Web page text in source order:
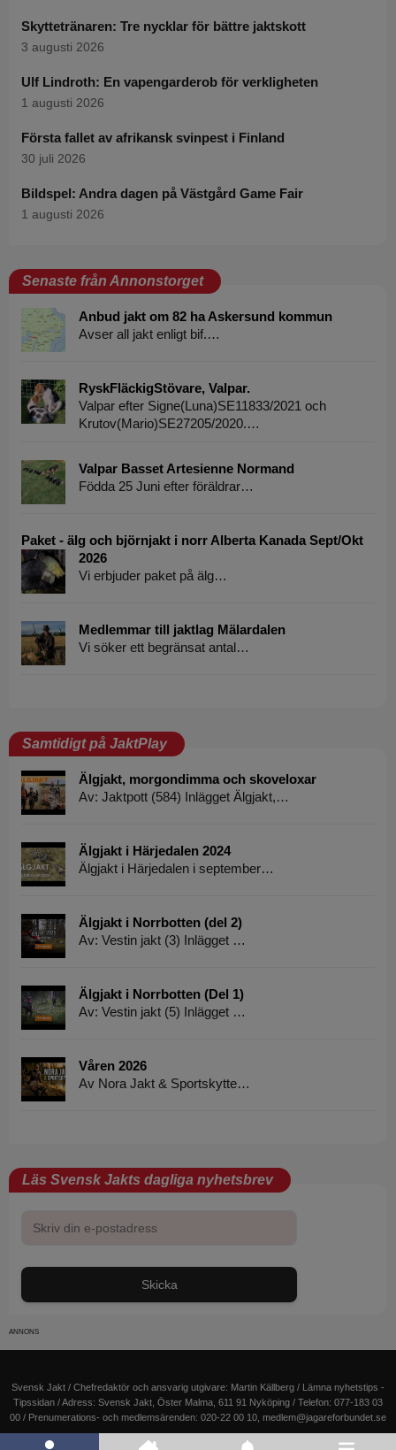
Skyttetränaren: Tre nycklar för bättre jaktskott
3 augusti 2026
Ulf Lindroth: En vapengarderob för verkligheten
1 augusti 2026
Första fallet av afrikansk svinpest i Finland
30 juli 2026
Bildspel: Andra dagen på Västgård Game Fair
1 augusti 2026
Senaste från Annonstorget
Anbud jakt om 82 ha Askersund kommun
Avser all jakt enligt bif.…
RyskFläckigStövare, Valpar.
Valpar efter Signe(Luna)SE11833/2021 och
Krutov(Mario)SE27205/2020.…
Valpar Basset Artesienne Normand
Födda 25 Juni efter föräldrar…
Paket - älg och björnjakt i norr Alberta Kanada Sept/Okt
2026
Vi erbjuder paket på älg…
Medlemmar till jaktlag Mälardalen
Vi söker ett begränsat antal…
Samtidigt på JaktPlay
Älgjakt, morgondimma och skoveloxar
Av: Jaktpott (584) Inlägget Älgjakt,…
Älgjakt i Härjedalen 2024
Älgjakt i Härjedalen i september…
Älgjakt i Norrbotten (del 2)
Av: Vestin jakt (3) Inlägget …
Älgjakt i Norrbotten (Del 1)
Av: Vestin jakt (5) Inlägget …
Våren 2026
Av Nora Jakt & Sportskytte…
Läs Svensk Jakts dagliga nyhetsbrev
Skicka
Svensk Jakt / Chefredaktör och ansvarig utgivare: Martin Källberg / Lämna nyhetstips -
Tipssidan / Adress: Svensk Jakt, Öster Malma, 611 91 Nyköping / Telefon: 077-183 03
00 / Prenumerations- och medlemsärenden: 020-22 00 10, medlem@jagareforbundet.se